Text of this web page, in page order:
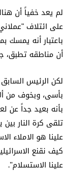
لم يعد خفياً أن
على ائتلاف
باعتبار أنه يمسك
أن مناطقه تطبق،
لكن الرئيس
بأسى، وبخوف من
بأنه بعيد جداً عن
تلقى كرة النار
علينا هو الاملاء
كيف نقنع
علينا الاستسلام".